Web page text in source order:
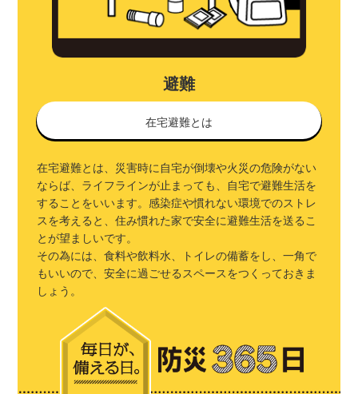
避難
在宅避難とは
在宅避難とは、災害時に自宅が倒壊や火災の危険がない
ならば、ライフラインが止まっても、自宅で避難生活を
することをいいます。感染症や慣れない環境でのストレ
スを考えると、住み慣れた家で安全に避難生活を送るこ
とが望ましいです。
その為には、食料や飲料水、トイレの備蓄をし、一角で
もいいので、安全に過ごせるスペースをつくっておきま
しょう。